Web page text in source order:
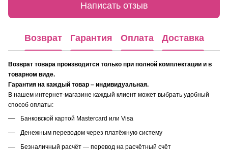
Написать отзыв
Возврат Гарантия Оплата Доставка
Возврат товара производится только при полной комплектации и в
товарном виде.
Гарантия на каждый товар – индивидуальная.
В нашем интернет-магазине каждый клиент может выбрать удобный
способ оплаты:
Банковской картой Mastercard или Visa
Денежным переводом через платёжную систему
Безналичный расчёт — перевод на расчётный счёт